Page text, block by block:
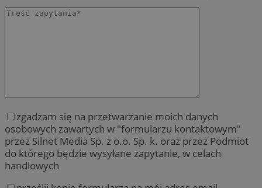
zgadzam się na przetwarzanie moich danych
osobowych zawartych w "formularzu kontaktowym"
przez Silnet Media Sp. z o.o. Sp. k. oraz przez Podmiot
do którego będzie wysyłane zapytanie, w celach
handlowych